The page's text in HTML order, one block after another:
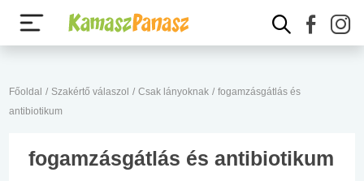
Főoldal / Szakértő válaszol / Csak lányoknak / fogamzásgátlás és
antibiotikum
fogamzásgátlás és antibiotikum